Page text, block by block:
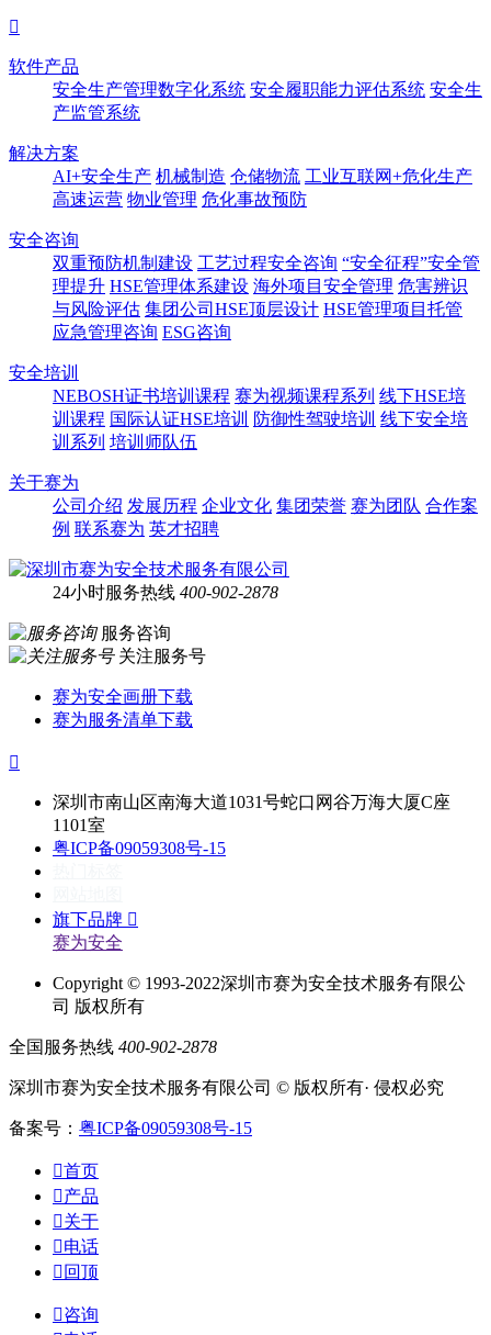

软件产品
安全生产管理数字化系统 安全履职能力评估系统 安全生
产监管系统
解决方案
AI+安全生产 机械制造 仓储物流 工业互联网+危化生产
高速运营 物业管理 危化事故预防
安全咨询
双重预防机制建设 工艺过程安全咨询 “安全征程”安全管
理提升 HSE管理体系建设 海外项目安全管理 危害辨识
与风险评估 集团公司HSE顶层设计 HSE管理项目托管
应急管理咨询 ESG咨询
安全培训
NEBOSH证书培训课程 赛为视频课程系列 线下HSE培
训课程 国际认证HSE培训 防御性驾驶培训 线下安全培
训系列 培训师队伍
关于赛为
公司介绍 发展历程 企业文化 集团荣誉 赛为团队 合作案
例 联系赛为 英才招聘
24小时服务热线 400-902-2878
服务咨询
关注服务号
赛为安全画册下载
赛为服务清单下载

深圳市南山区南海大道1031号蛇口网谷万海大厦C座
1101室
粤ICP备09059308号-15
旗下品牌 
赛为安全
Copyright © 1993-2022深圳市赛为安全技术服务有限公
司 版权所有
全国服务热线 400-902-2878
深圳市赛为安全技术服务有限公司 © 版权所有· 侵权必究
备案号： 粤ICP备09059308号-15
首页
产品
关于
电话
 回顶
咨询